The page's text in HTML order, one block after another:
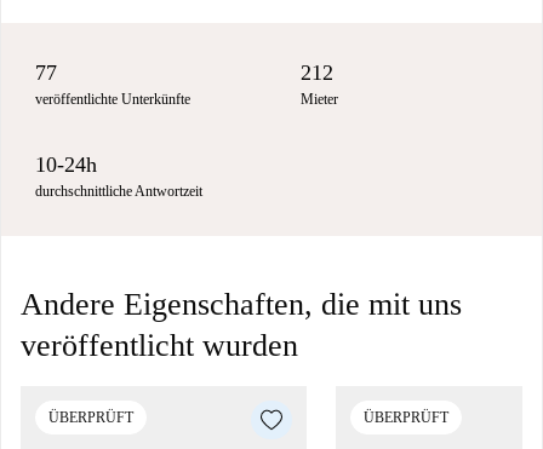
77
veröffentlichte Unterkünfte
212
Mieter
10-24h
durchschnittliche Antwortzeit
Andere Eigenschaften, die mit uns
veröffentlicht wurden
ÜBERPRÜFT ÜBERPRÜFT